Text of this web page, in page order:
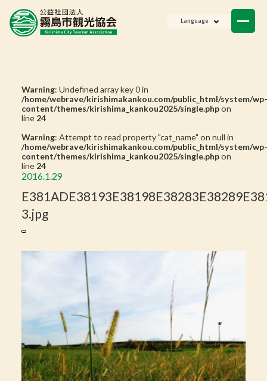
Language
Warning: Undefined array key 0 in
/home/webrave/kirishimakankou.com/public_html/system/wp-
content/themes/kirishima_kankou2025/single.phpon
line 24
Warning: Attempt to read property "cat_name" on null in
/home/webrave/kirishimakankou.com/public_html/system/wp-
content/themes/kirishima_kankou2025/single.phpon
line 24
2016.1.29
3.jpg